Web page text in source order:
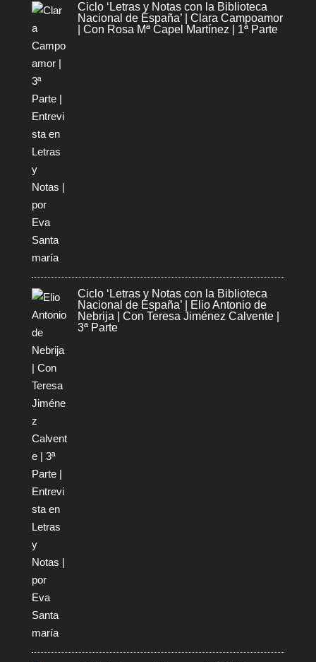
Ciclo ‘Letras y Notas con la Biblioteca
Nacional de España’ | Clara Campoamor
| Con Rosa Mª Capel Martínez | 1ª Parte
Ciclo ‘Letras y Notas con la Biblioteca
Nacional de España’ | Elio Antonio de
Nebrija | Con Teresa Jiménez Calvente |
3ª Parte